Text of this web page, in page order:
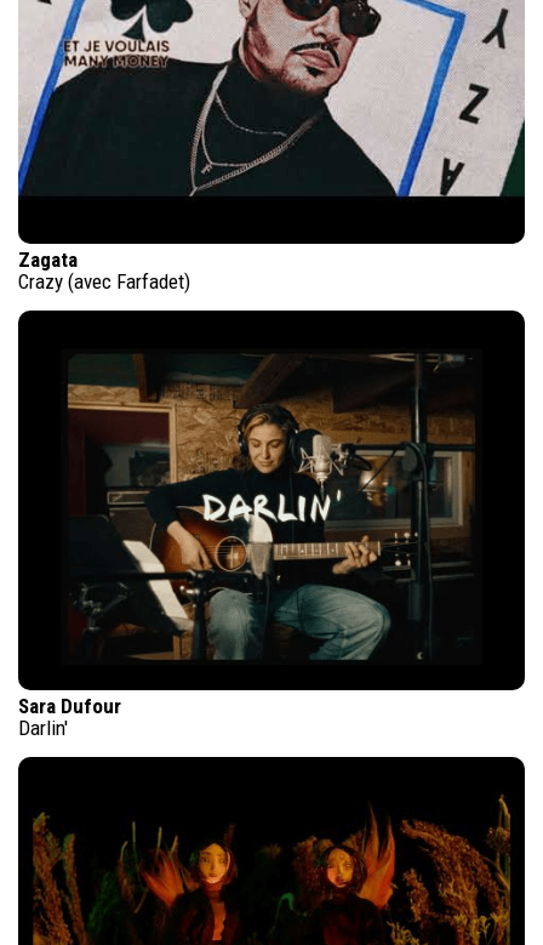
Zagata
Crazy (avec Farfadet)
Sara Dufour
Darlin'